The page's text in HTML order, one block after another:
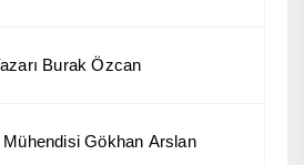
Burak Özcan
Gökhan Arslan